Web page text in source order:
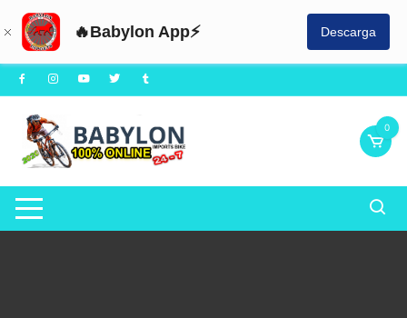
🔥Babylon App⚡ Descarga
Saltar
al
contenido
0